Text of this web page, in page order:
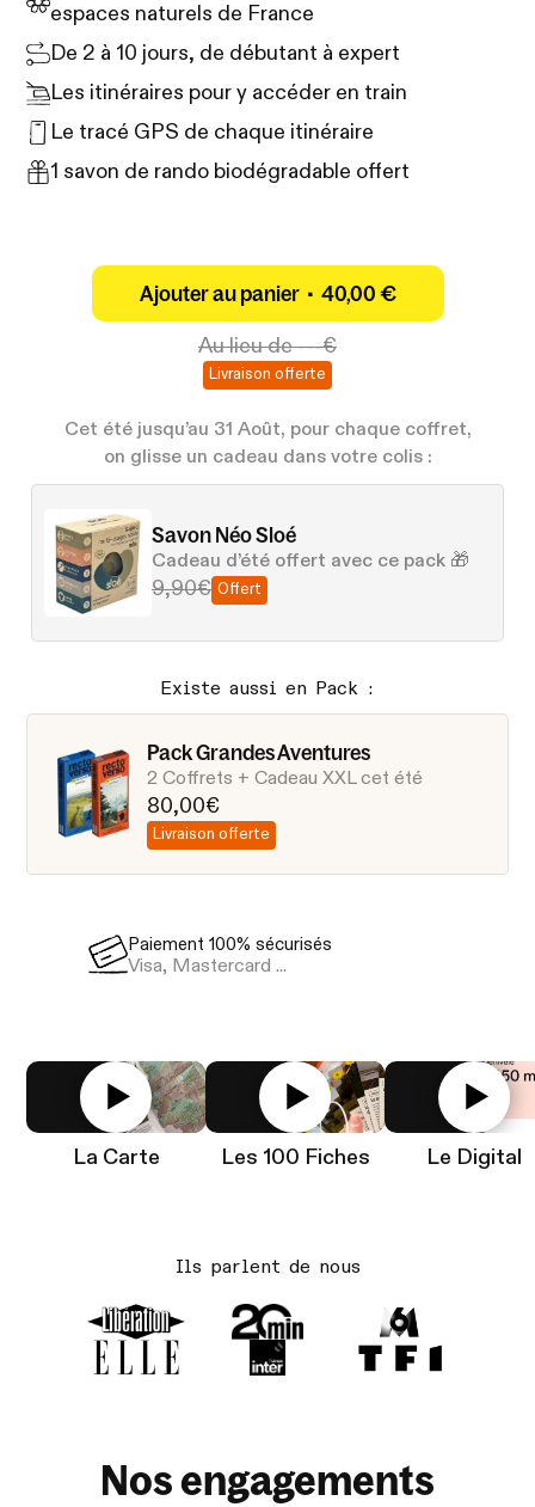
espaces naturels de France
De 2 à 10 jours, de débutant à expert
Les itinéraires pour y accéder en train
Le tracé GPS de chaque itinéraire
1 savon de rando biodégradable offert
Ajouter au panier • 40,00 €
Au lieu de---€
Livraison offerte
Cet été jusqu’au 31 Août, pour chaque coffret,
on glisse un cadeau dans votre colis :
Savon Néo Sloé
Cadeau d’été offert avec ce pack 🎁
9,90€ Offert
Existe aussi en Pack :
Pack Grandes Aventures
2 Coffrets + Cadeau XXL cet été
80,00€
Livraison offerte
Paiement 100% sécurisés
Visa, Mastercard ...
La Carte Les 100 Fiches Le Digital
Ils parlent de nous
Nos engagements